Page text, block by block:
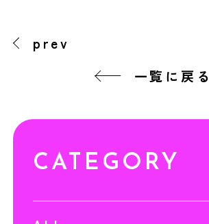
prev
一覧に戻る
CATEGORY